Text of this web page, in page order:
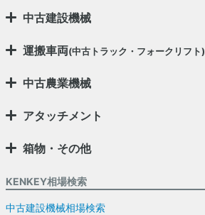
中古建設機械
運搬車両(中古トラック・フォークリフト)
中古農業機械
アタッチメント
箱物・その他
KENKEY相場検索
中古建設機械相場検索